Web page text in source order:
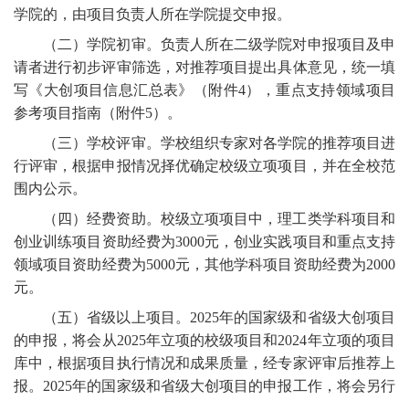
学院的，由项目负责人所在学院提交申报。
（二）学院初审。负责人所在二级学院对申报项目及申
请者进行初步评审筛选，对推荐项目提出具体意见，统一填
写《大创项目信息汇总表》（附件4），重点支持领域项目
参考项目指南（附件5）。
（三）学校评审。学校组织专家对各学院的推荐项目进
行评审，根据申报情况择优确定校级立项项目，并在全校范
围内公示。
（四）经费资助。校级立项项目中，理工类学科项目和
创业训练项目资助经费为3000元，创业实践项目和重点支持
领域项目资助经费为5000元，其他学科项目资助经费为2000
元。
（五）省级以上项目。 2025年的国家级和省级大创项目
的申报，将会从2025年立项的校级项目和2024年立项的项目
库中，根据项目执行情况和成果质量，经专家评审后推荐上
报。2025年的国家级和省级大创项目的申报工作，将会另行